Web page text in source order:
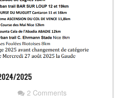
2025
2 Comments